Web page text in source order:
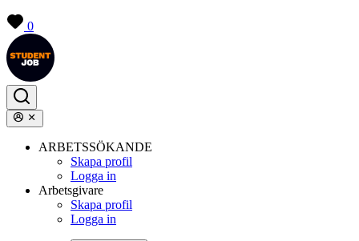
0
ARBETSSÖKANDE
Skapa profil
Logga in
Arbetsgivare
Skapa profil
Logga in